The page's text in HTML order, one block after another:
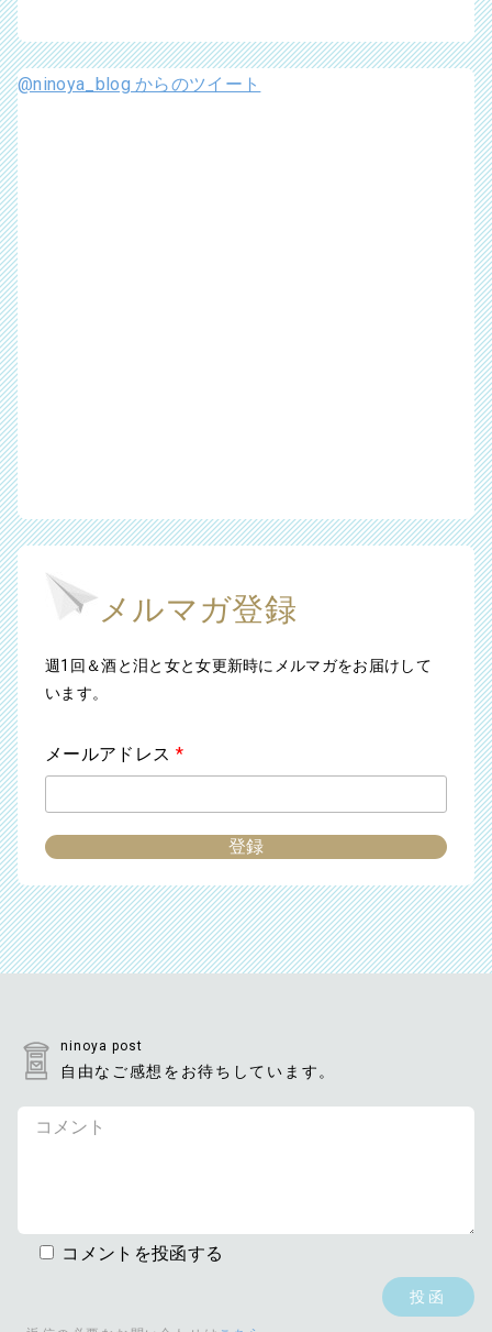
@ninoya_blog からのツイート
メルマガ登録
週1回＆酒と泪と女と女更新時にメルマガをお届けして
います。
メールアドレス *
ninoya post
自由なご感想をお待ちしています。
コメントを投函する